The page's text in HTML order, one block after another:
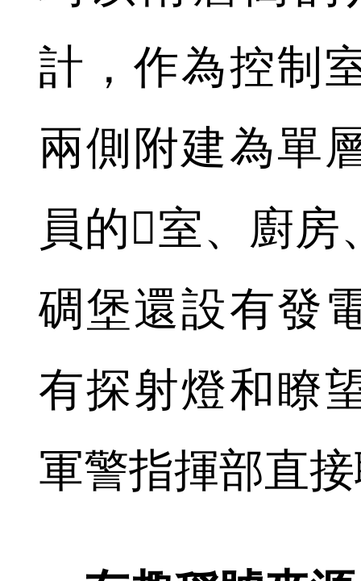
計，作為控制
兩側附建為單
員的室、廚房
碉堡還設有發
有探射燈和瞭
軍警指揮部直